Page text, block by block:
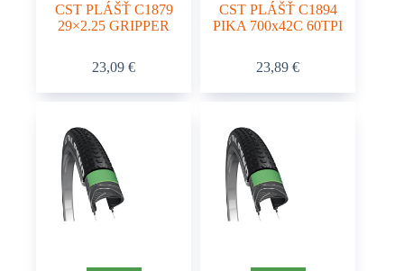
CST PLÁŠŤ C1879
29×2.25 GRIPPER
23,09€
CST PLÁŠŤ C1894
PIKA 700x42C 60TPI
23,89€